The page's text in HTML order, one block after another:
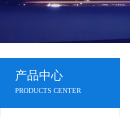
产品中心
PRODUCTS CENTER